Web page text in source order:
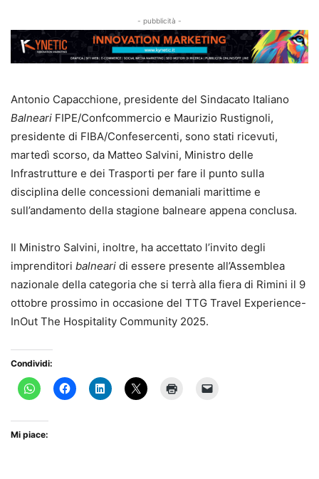
- pubblicità -
Antonio Capacchione, presidente del Sindacato Italiano
Balneari FIPE/Confcommercio e Maurizio Rustignoli,
presidente di FIBA/Confesercenti, sono stati ricevuti,
martedì scorso, da Matteo Salvini, Ministro delle
Infrastrutture e dei Trasporti per fare il punto sulla
disciplina delle concessioni demaniali marittime e
sull’andamento della stagione balneare appena conclusa.
Il Ministro Salvini, inoltre, ha accettato l’invito degli
imprenditori balneari di essere presente all’Assemblea
nazionale della categoria che si terrà alla fiera di Rimini il 9
ottobre prossimo in occasione del TTG Travel Experience-
InOut The Hospitality Community 2025.
Condividi:
Mi piace: